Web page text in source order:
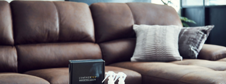
eurotech ユーロテック
FABRIC'S ファブリックス
LEATHERTEX ®SOFA レザーテックス
eurotech SOFA ユーロテック
FABRIC'S SOFA ファブリックス
RUG ラグ
STORES ストア
STORE LIST 店舗一覧
ONLINE STORE 関家具通販サイト
MAINTENANCE メンテナンス
FAQ よくあるご質問
CONTACT